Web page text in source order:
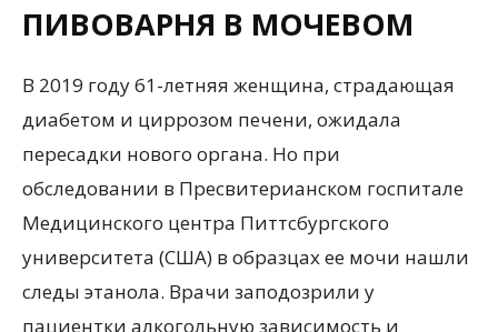
ПИВОВАРНЯ В МОЧЕВОМ
В 2019 году 61-летняя женщина, страдающая
диабетом и циррозом печени, ожидала
пересадки нового органа. Но при
обследовании в Пресвитерианском госпитале
Медицинского центра Питтсбургского
университета (США) в образцах ее мочи нашли
следы этанола. Врачи заподозрили у
пациентки алкогольную зависимость и